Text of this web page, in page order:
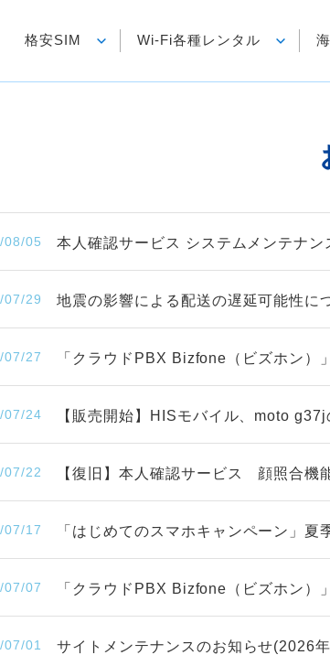
格安SIM Wi-Fi各種レンタル
08/05 本人確認サービス システムメンテナ
07/29 地震の影響による配送の遅延可能性に
07/27 「クラウドPBX Bizfone（ビズホン
07/24 【販売開始】HISモバイル、moto
07/22 【復旧】本人確認サービス 顔照合機
07/17 「はじめてのスマホキャンペーン」夏
07/07 「クラウドPBX Bizfone（ビズホン）
07/01 サイトメンテナンスのお知らせ(2026